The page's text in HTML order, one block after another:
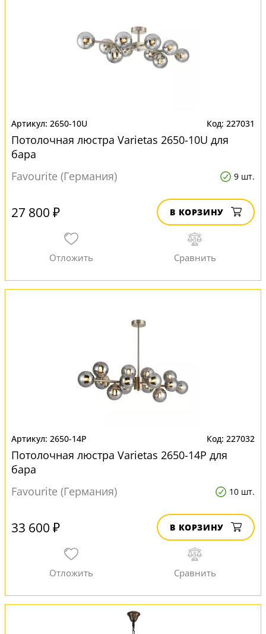
2650-10U 227031
Потолочная люстра Varietas 2650-10U для
бара
Favourite (Германия)
9 шт.
27 800 ₽ В КОРЗИНУ
2650-14P 227032
Потолочная люстра Varietas 2650-14P для
бара
Favourite (Германия)
10 шт.
33 600 ₽ В КОРЗИНУ